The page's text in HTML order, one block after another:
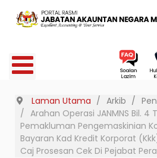
Laman Utama Arkib
Arahan Operasi JANMNS Bil. 4
Pemakluman Pengemaskinian
Bayaran Kad Kredit Korporat
Caj Prosesan Cek Di Pejabat